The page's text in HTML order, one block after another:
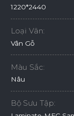
1220*2440
Loại Vân:
Vân Gỗ
Màu Sắc:
Nâu
Bộ Sưu Tập: